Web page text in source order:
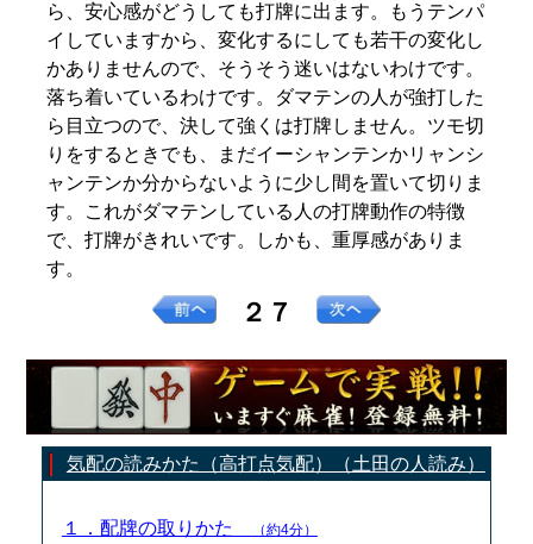
ら、安心感がどうしても打牌に出ます。もうテンパ
イしていますから、変化するにしても若干の変化し
かありませんので、そうそう迷いはないわけです。
落ち着いているわけです。ダマテンの人が強打した
ら目立つので、決して強くは打牌しません。ツモ切
りをするときでも、まだイーシャンテンかリャンシ
ャンテンか分からないように少し間を置いて切りま
す。これがダマテンしている人の打牌動作の特徴
で、打牌がきれいです。しかも、重厚感がありま
す。
２７
気配の読みかた（高打点気配）（土田の人読み）
１．配牌の取りかた （約4分）